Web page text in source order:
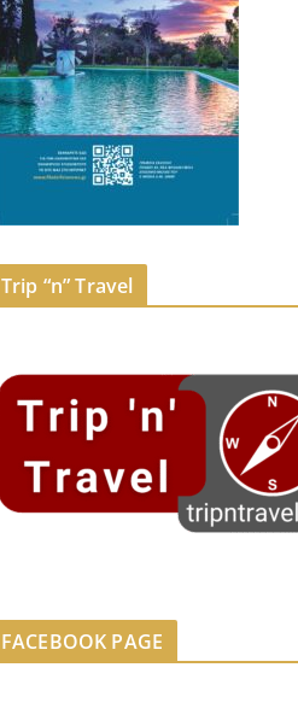
Trip “n” Travel
FACEBOOK PAGE